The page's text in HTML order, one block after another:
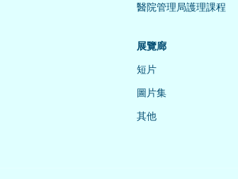
醫院管理局護理課程
展覽廊
短片
圖片集
其他